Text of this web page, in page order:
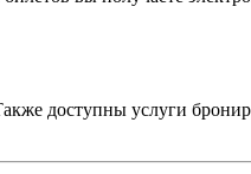
доступны услуги